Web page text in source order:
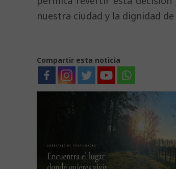
nuestra ciudad y la dignidad
Compartir esta noticia